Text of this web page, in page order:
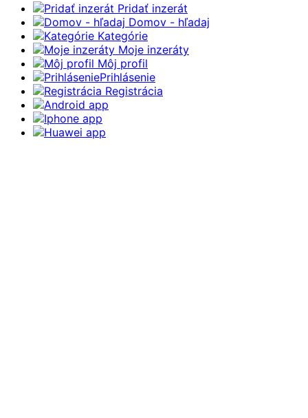
Pridať inzerát
Domov - hľadaj
Kategórie
Moje inzeráty
Môj profil
Prihlásenie
Registrácia